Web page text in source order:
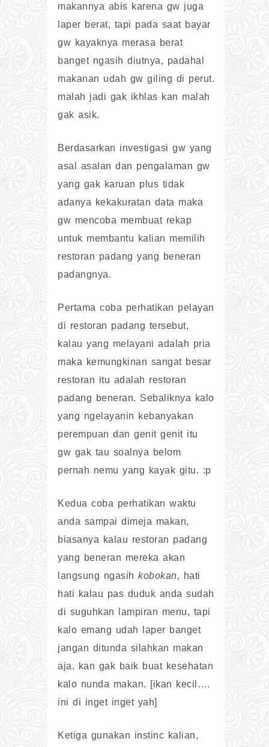
makannya abis karena gw juga
laper berat, tapi pada saat bayar
gw kayaknya merasa berat
banget ngasih diutnya, padahal
makanan udah gw giling di perut.
malah jadi gak ikhlas kan malah
gak asik.
Berdasarkan investigasi gw yang
asal asalan dan pengalaman gw
yang gak karuan plus tidak
adanya kekakuratan data maka
gw mencoba membuat rekap
untuk membantu kalian memilih
restoran padang yang beneran
padangnya.
Pertama coba perhatikan pelayan
di restoran padang tersebut,
kalau yang melayani adalah pria
maka kemungkinan sangat besar
restoran itu adalah restoran
padang beneran. Sebaliknya kalo
yang ngelayanin kebanyakan
perempuan dan genit genit itu
gw gak tau soalnya belom
pernah nemu yang kayak gitu. :p
Kedua coba perhatikan waktu
anda sampai dimeja makan,
biasanya kalau restoran padang
yang beneran mereka akan
langsung ngasih kobokan, hati
hati kalau pas duduk anda sudah
di suguhkan lampiran menu, tapi
kalo emang udah laper banget
jangan ditunda silahkan makan
aja. kan gak baik buat kesehatan
kalo nunda makan. [ikan kecil….
ini di inget inget yah]
Ketiga gunakan instinc kalian,